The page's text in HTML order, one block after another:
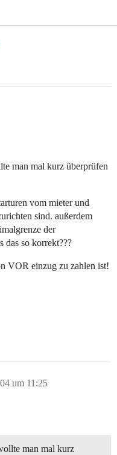
man mal kurz überprüfen
vom mieter und
sind. außerdem
der
das so korrekt???
VOR einzug zu zahlen ist!
um 11:25
man mal kurz